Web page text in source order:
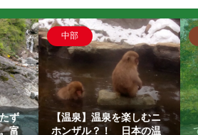
ず
富
中部
【温泉】温泉を楽しむニ
ホンザル？！ 日本の温